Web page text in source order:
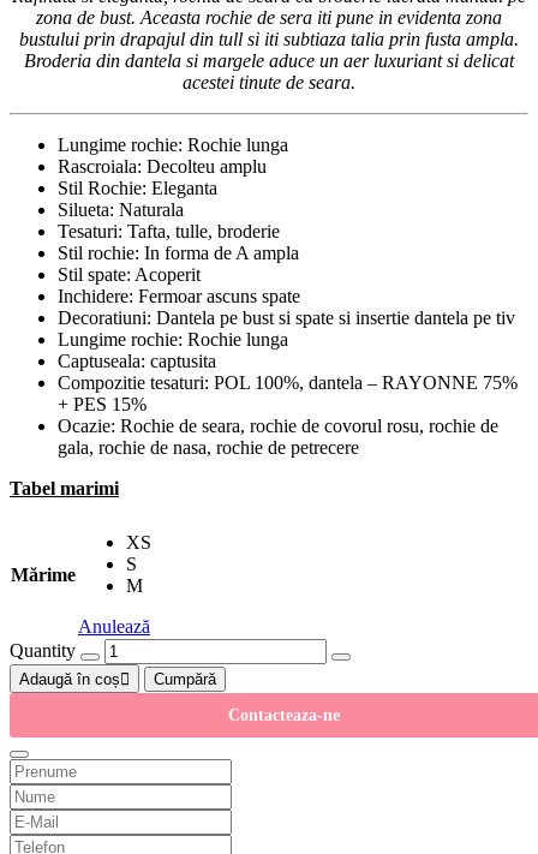
zona de bust. Aceasta rochie de sera iti pune in evidenta zona
bustului prin drapajul din tull si iti subtiaza talia prin fusta ampla.
Broderia din dantela si margele aduce un aer luxuriant si delicat
acestei tinute de seara.
Lungime rochie: Rochie lunga
Rascroiala: Decolteu amplu
Stil Rochie: Eleganta
Silueta: Naturala
Tesaturi: Tafta, tulle, broderie
Stil rochie: In forma de A ampla
Stil spate: Acoperit
Inchidere: Fermoar ascuns spate
Decoratiuni: Dantela pe bust si spate si insertie dantela pe tiv
Lungime rochie: Rochie lunga
Captuseala: captusita
Compozitie tesaturi: POL 100%, dantela – RAYONNE 75%
+ PES 15%
Ocazie: Rochie de seara, rochie de covorul rosu, rochie de
gala, rochie de nasa, rochie de petrecere
Tabel marimi
Mărime
XS
S
M
Anulează
Quantity
Adaugă în coș
Cumpără
Contacteaza-ne